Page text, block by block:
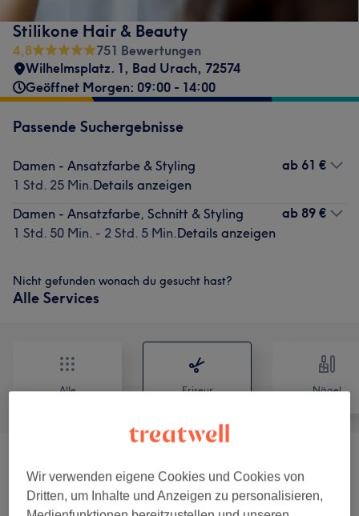
Stilikone Hair & Beauty
4,8
751 Bewertungen
Wilhelmsplatz. 1, Bad Urach, 72574
Geöffnet Morgen: 09:00 - 14:00
Passende Suchergebnisse
Damen - Ansatzfarbe & Styling
1 Std. 25 Min.Details anzeigen
ab 61 €
Damen - Ansatzfarbe, Schnitt & Styling
1 Std. 50 Min. - 2 Std. 5 Min.Details anzeigen
ab 89 €
Nicht gefunden wonach du gesucht hast?
Alle Services
Alle Friseur Nägel
Damen - Coloration (19 ) ab 2,50 €
Wir verwenden eigene Cookies und Cookies von
Dritten, um Inhalte und Anzeigen zu personalisieren,